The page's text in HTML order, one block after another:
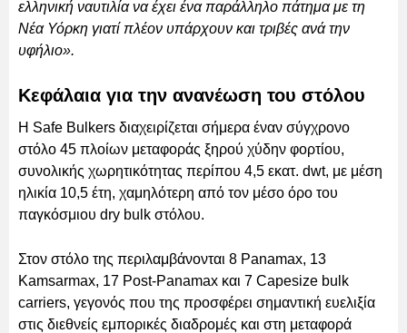
ελληνική ναυτιλία να έχει ένα παράλληλο πάτημα με τη
Νέα Υόρκη γιατί πλέον υπάρχουν και τριβές ανά την
υφήλιο».
Κεφάλαια για την ανανέωση του στόλου
Η Safe Bulkers διαχειρίζεται σήμερα έναν σύγχρονο
στόλο 45 πλοίων μεταφοράς ξηρού χύδην φορτίου,
συνολικής χωρητικότητας περίπου 4,5 εκατ. dwt, με μέση
ηλικία 10,5 έτη, χαμηλότερη από τον μέσο όρο του
παγκόσμιου dry bulk στόλου.
Στον στόλο της περιλαμβάνονται 8 Panamax, 13
Kamsarmax, 17 Post-Panamax και 7 Capesize bulk
carriers, γεγονός που της προσφέρει σημαντική ευελιξία
στις διεθνείς εμπορικές διαδρομές και στη μεταφορά